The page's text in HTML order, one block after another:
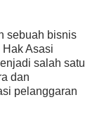
sebuah bisnis
Asasi
salah satu
dan
pelanggaran